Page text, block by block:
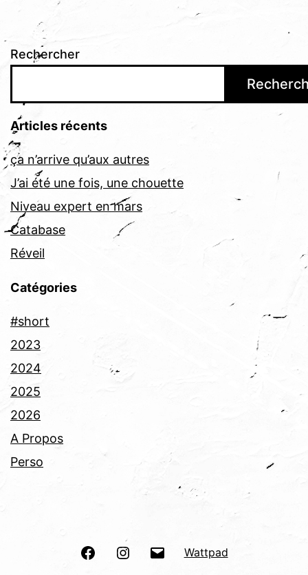
Rechercher
Articles récents
ça n’arrive qu’aux autres
J’ai été une fois, une chouette
Niveau expert en mars
Catabase
Réveil
Catégories
#short
2023
2024
2025
2026
A Propos
Perso
FacebookInstagram Wattpad